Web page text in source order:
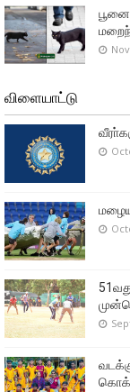
விளையாட்டு